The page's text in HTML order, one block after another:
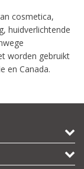
cosmetica,
huidverlichtende
worden gebruikt
en Canada.